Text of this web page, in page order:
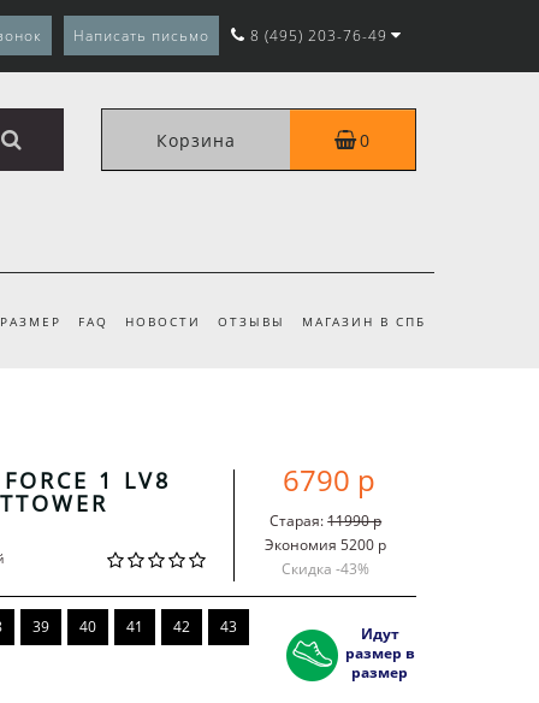
Написать письмо 8 (495) 203-76-49
Корзина 0
FAQ НОВОСТИ ОТЗЫВЫ МАГАЗИН В СПБ
1 LV8 6790 р
Старая:11990 р
Экономия 5200 р
Скидка -43%
39 40 41 42 43
Идут
размер в
размер